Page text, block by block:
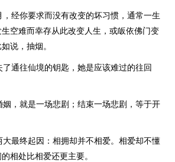
，经你要求而没有改变的坏习惯，通常一生
空难而幸存从此改变人生，或皈依佛门变
说，抽烟。
通往仙境的钥匙，她是应该难过的往回
姻，就是一场悲剧；结束一场悲剧，等于开
大最终起因：相拥却并不相爱。相爱却不懂
相处比相爱还更主要。